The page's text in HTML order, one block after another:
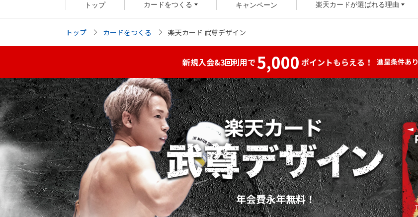
トップ カードをつくる キャンペーン 楽天カードが選ばれる理由
トップ カードをつくる 楽天カード 武尊デザイン
新規入会&3回利用で 5,000 ポイントもらえる！ 進呈条件あり
年会費永年無料！